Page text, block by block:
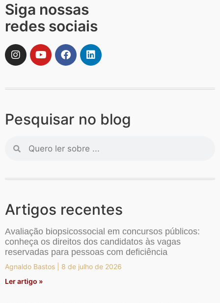
Siga nossas
redes sociais
Pesquisar no blog
Artigos recentes
Avaliação biopsicossocial em concursos públicos:
conheça os direitos dos candidatos às vagas
reservadas para pessoas com deficiência
Agnaldo Bastos
8 de julho de 2026
Ler artigo »